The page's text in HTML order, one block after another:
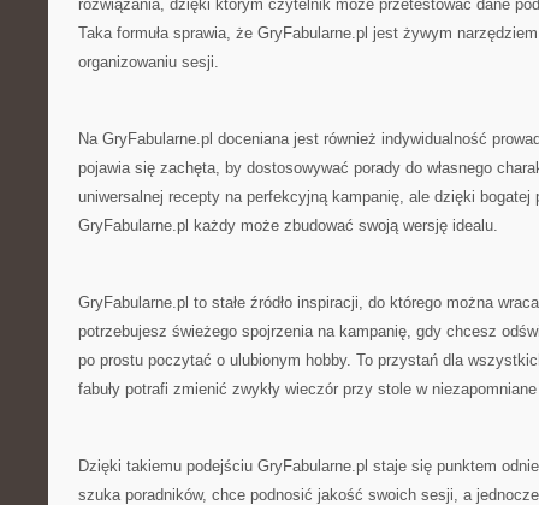
rozwiązania, dzięki którym czytelnik może przetestować dane
Taka formuła sprawia, że GryFabularne.pl jest żywym
organizowaniu sesji.
Na GryFabularne.pl doceniana jest również indywidualność
pojawia się zachęta, by dostosowywać porady do własnego
uniwersalnej recepty na perfekcyjną kampanię, ale dzięki bogatej
GryFabularne.pl każdy może zbudować swoją wersję idealu.
GryFabularne.pl to stałe źródło inspiracji, do którego można
potrzebujesz świeżego spojrzenia na kampanię, gdy chcesz
po prostu poczytać o ulubionym hobby. To przystań dla
fabuły potrafi zmienić zwykły wieczór przy stole w
Dzięki takiemu podejściu GryFabularne.pl staje się punktem
szuka poradników, chce podnosić jakość swoich sesji, a